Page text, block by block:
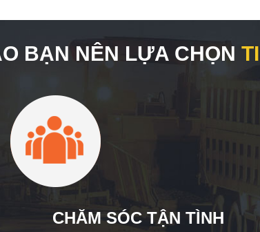
BẠN NÊN LỰA CHỌN
CHĂM SÓC TẬN TÌNH